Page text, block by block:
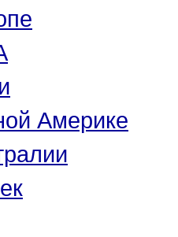
Америке